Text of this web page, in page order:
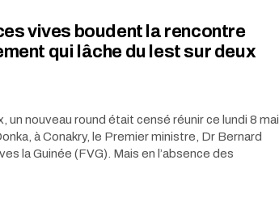
vives boudent la rencontre
qui lâche du lest sur deux
un nouveau round était censé réunir ce lundi 8 mai
à Conakry, le Premier ministre, Dr Bernard
la Guinée (FVG). Mais en l’absence des